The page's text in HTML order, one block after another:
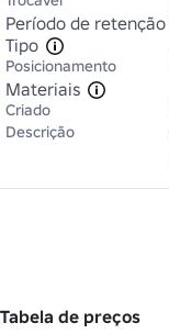
Período de retenção
Tipo
Posicionamento
Materiais
Criado
Descrição
Tabela de preços